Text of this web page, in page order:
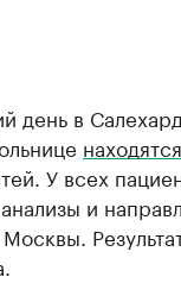
день в
У всех
и